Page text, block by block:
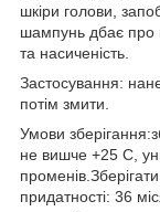
шкіри голови,
шампунь дбає про
та насиченість.
Застосування:
потім змити.
Умови
не вишче +25 С,
придатності: 36